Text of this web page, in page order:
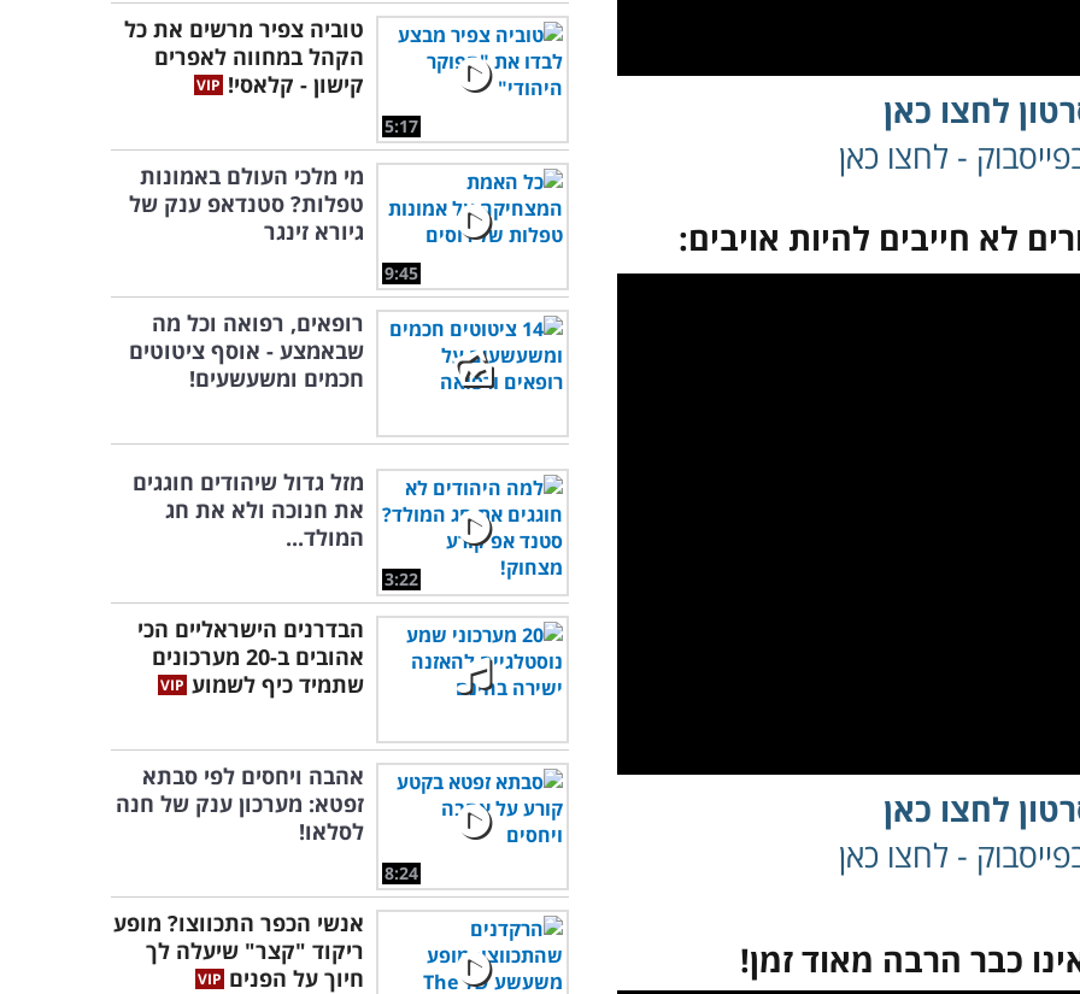
לחצו כאן
- לחצו כאן
לא חייבים להיות אויבים:
לחצו כאן
- לחצו כאן
כבר הרבה מאוד זמן!
5:17
טוביה צפיר מרשים את כל
הקהל במחווה לאפרים
קישון - קלאסי!
9:45
מי מלכי העולם באמונות
טפלות? סטנדאפ ענק של
גיורא זינגר
רופאים, רפואה וכל מה
שבאמצע - אוסף ציטוטים
חכמים ומשעשעים!
3:22
מזל גדול שיהודים חוגגים
את חנוכה ולא את חג
המולד...
הבדרנים הישראליים הכי
אהובים ב-20 מערכונים
שתמיד כיף לשמוע
8:24
אהבה ויחסים לפי סבתא
זפטא: מערכון ענק של חנה
לסלאו!
אנשי הכפר התכווצו? מופע
ריקוד "קצר" שיעלה לך
חיוך על הפנים